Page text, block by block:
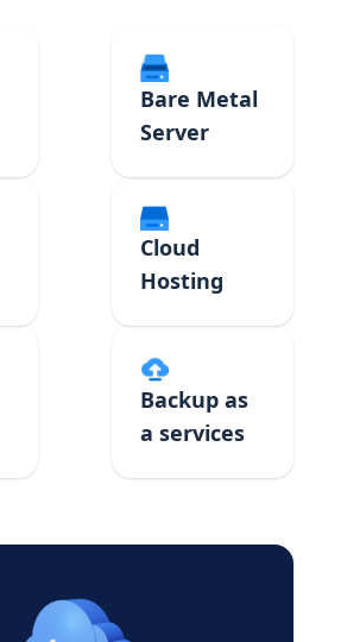
Bare Metal
Server
Cloud
Hosting
Backup as
a services